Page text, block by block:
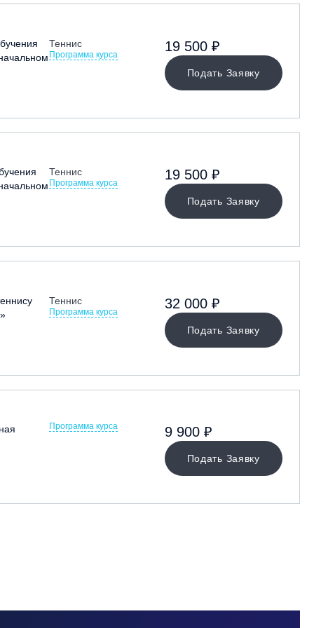
Теннис
Программа курса
Подать Заявку
19 500 ₽
Теннис
Программа курса
Подать Заявку
19 500 ₽
Теннис
Программа курса
Подать Заявку
32 000 ₽
Программа курса
Подать Заявку
9 900 ₽